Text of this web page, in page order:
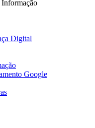
Digital
Google